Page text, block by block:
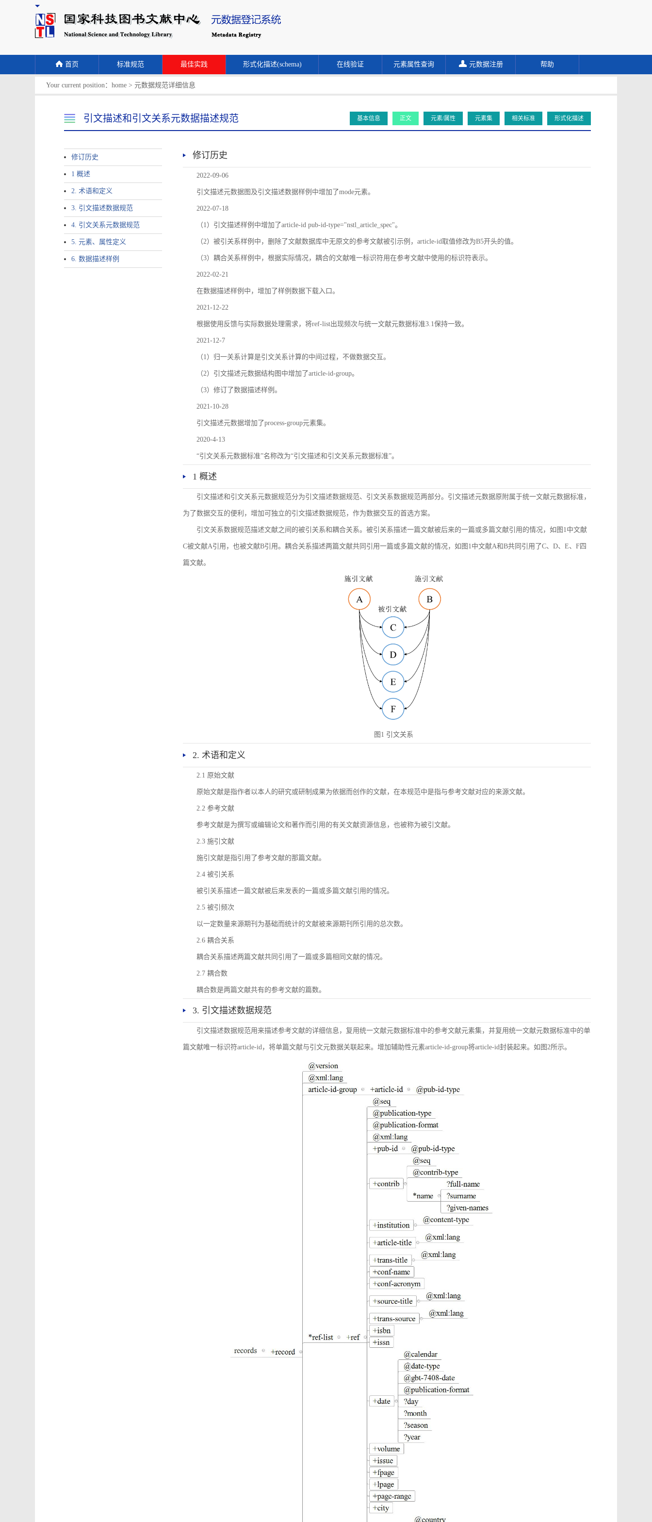
首页 标准规范 最佳实践 形式化描述(schema) 在线验证 元素属性查询 元数据注册 帮助
Your current position： home > 元数据规范详细信息
引文描述和引文关系元数据描述规范 基本信息 正文 元素/属性 元素集 相关标准 形式化描述
修订历史
1 概述
2. 术语和定义
3. 引文描述数据规范
4. 引文关系元数据规范
5. 元素、属性定义
6. 数据描述样例
修订历史
2022-09-06
引文描述元数据图及引文描述数据样例中增加了mode元素。
2022-07-18
（1）引文描述样例中增加了article-id pub-id-type="nstl_article_spec"。
（2）被引关系样例中，删除了文献数据库中无原文的参考文献被引示例，article-id取值修改为B5开头的值。
（3）耦合关系样例中，根据实际情况，耦合的文献唯一标识符用在参考文献中使用的标识符表示。
2022-02-21
在数据描述样例中，增加了样例数据下载入口。
2021-12-22
根据使用反馈与实际数据处理需求，将ref-list出现频次与统一文献元数据标准3.1保持一致。
2021-12-7
（1）归一关系计算是引文关系计算的中间过程，不做数据交互。
（2）引文描述元数据结构图中增加了article-id-group。
（3）修订了数据描述样例。
2021-10-28
引文描述元数据增加了process-group元素集。
2020-4-13
“引文关系元数据标准”名称改为“引文描述和引文关系元数据标准”。
1 概述
引文描述和引文关系元数据规范分为引文描述数据规范、引文关系数据规范两部分。引文描述元数据原附属于统一文献元数据标准，
为了数据交互的便利，增加可独立的引文描述数据规范，作为数据交互的首选方案。
引文关系数据规范描述文献之间的被引关系和耦合关系。被引关系描述一篇文献被后来的一篇或多篇文献引用的情况，如图1中文献
C被文献A引用，也被文献B引用。耦合关系描述两篇文献共同引用一篇或多篇文献的情况，如图1中文献A和B共同引用了C、D、E、F四
篇文献。
图1 引文关系
2. 术语和定义
2.1 原始文献
原始文献是指作者以本人的研究或研制成果为依据而创作的文献，在本规范中是指与参考文献对应的来源文献。
2.2 参考文献
参考文献是为撰写或编辑论文和著作而引用的有关文献资源信息，也被称为被引文献。
2.3 施引文献
施引文献是指引用了参考文献的那篇文献。
2.4 被引关系
被引关系描述一篇文献被后来发表的一篇或多篇文献引用的情况。
2.5 被引频次
以一定数量来源期刊为基础而统计的文献被来源期刊所引用的总次数。
2.6 耦合关系
耦合关系描述两篇文献共同引用了一篇或多篇相同文献的情况。
2.7 耦合数
耦合数是两篇文献共有的参考文献的篇数。
3. 引文描述数据规范
引文描述数据规范用来描述参考文献的详细信息，复用统一文献元数据标准中的参考文献元素集，并复用统一文献元数据标准中的单
篇文献唯一标识符article-id，将单篇文献与引文元数据关联起来。增加辅助性元素article-id-group将article-id封装起来。如图2所示。